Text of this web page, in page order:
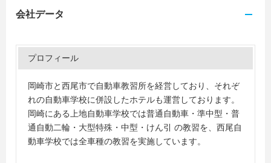
会社データ
プロフィール
岡崎市と西尾市で自動車教習所を経営しており、それぞ
れの自動車学校に併設したホテルも運営しております。
岡崎にある上地自動車学校では普通自動車・準中型・普
通自動二輪・大型特殊・中型・けん引 の教習を、西尾自
動車学校では全車種の教習を実施しています。